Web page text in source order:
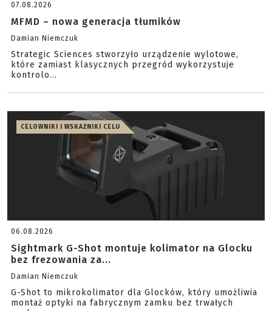
07.08.2026
MFMD – nowa generacja tłumików
Damian Niemczuk
Strategic Sciences stworzyło urządzenie wylotowe,
które zamiast klasycznych przegród wykorzystuje
kontrolo...
CELOWNIKI I WSKAŹNIKI CELU
06.08.2026
Sightmark G-Shot montuje kolimator na Glocku
bez frezowania za...
Damian Niemczuk
G-Shot to mikrokolimator dla Glocków, który umożliwia
montaż optyki na fabrycznym zamku bez trwałych